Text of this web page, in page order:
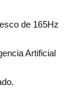
de 165Hz
Artificial